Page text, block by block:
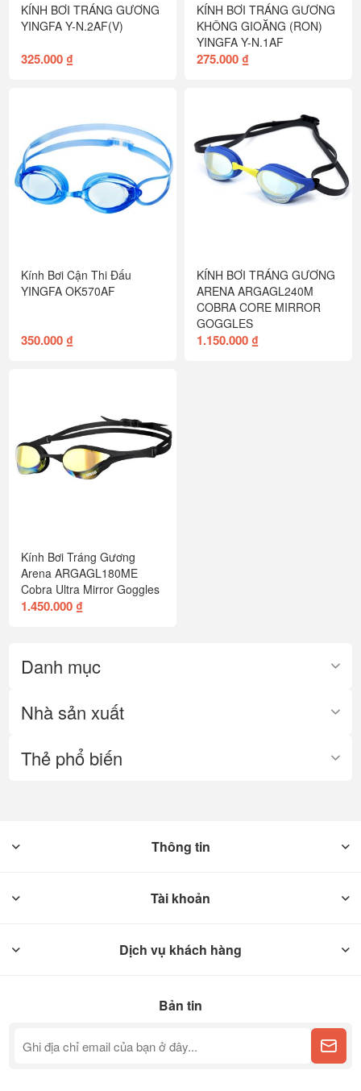
Danh mục
Nhà sản xuất
Thẻ phổ biến
KÍNH BƠI TRÁNG GƯƠNG
YINGFA Y-N.2AF(V)
325.000 ₫
KÍNH BƠI TRÁNG GƯƠNG
KHÔNG GIOĂNG (RON)
YINGFA Y-N.1AF
275.000 ₫
Kính Bơi Cận Thi Đấu
YINGFA OK570AF
350.000 ₫
KÍNH BƠI TRÁNG GƯƠNG
ARENA ARGAGL240M
COBRA CORE MIRROR
GOGGLES
1.150.000 ₫
Kính Bơi Tráng Gương
Arena ARGAGL180ME
Cobra Ultra Mirror Goggles
1.450.000 ₫
Thông tin
Tài khoản
Dịch vụ khách hàng
Bản tin